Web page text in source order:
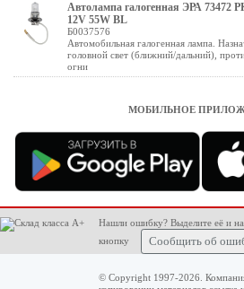
Автолампа галогенная ЭРА 73472
12V 55W BL
Б0037576
Автомобильная галогенная лампа.
головной свет (ближний/дальний),
огни
МОБИЛЬНОЕ
Нашли ошибку? Выделите её и
кнопку
Сообщить об
© Copyright 1997-2026.